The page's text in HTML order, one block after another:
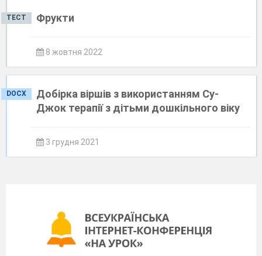
ТЕСТ Фрукти
8 жовтня 2022
DOCX
Добірка віршів з використанням Су-
Джок терапії з дітьми дошкільного віку
3 грудня 2021